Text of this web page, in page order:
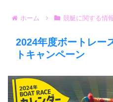
ホーム 競艇に関する情
2024年度ボートレー
トキャンペーン